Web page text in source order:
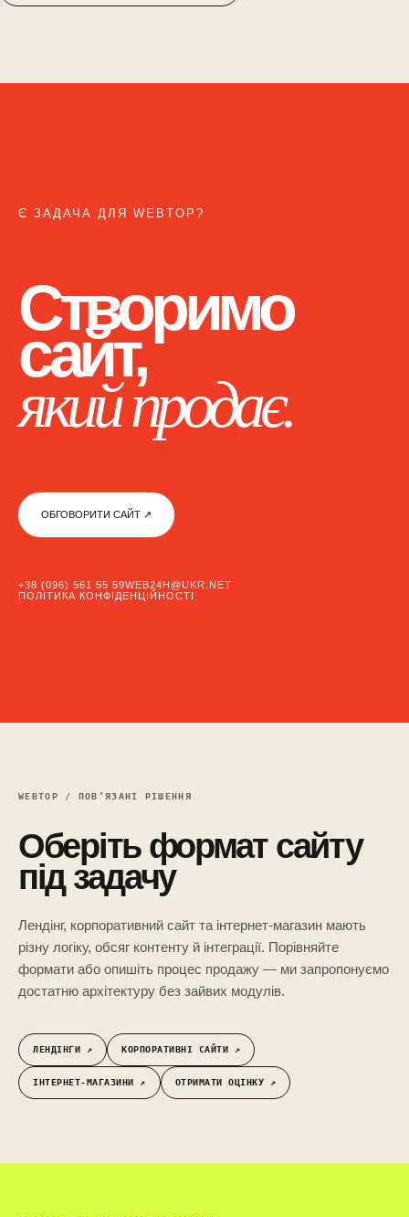
Є ЗАДАЧА ДЛЯ WEBTOP?
Створимо
сайт,
який продає.
ОБГОВОРИТИ САЙТ ↗︎
+38 (096) 561 55 59WEB24H@UKR.NET
ПОЛІТИКА КОНФІДЕНЦІЙНОСТІ
WEBTOP / ПОВ’ЯЗАНІ РІШЕННЯ
Оберіть формат сайту
під задачу
Лендінг, корпоративний сайт та інтернет-магазин мають
різну логіку, обсяг контенту й інтеграції. Порівняйте
формати або опишіть процес продажу — ми запропонуємо
достатню архітектуру без зайвих модулів.
ЛЕНДІНГИ ↗︎ КОРПОРАТИВНІ САЙТИ ↗︎
ІНТЕРНЕТ-МАГАЗИНИ ↗︎ ОТРИМАТИ ОЦІНКУ ↗︎